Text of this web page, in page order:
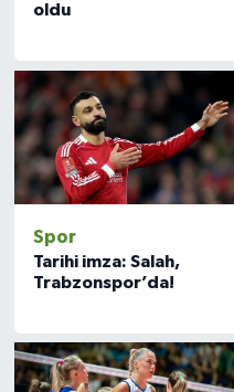
oldu
Spor
Tarihi imza: Salah,
Trabzonspor’da!